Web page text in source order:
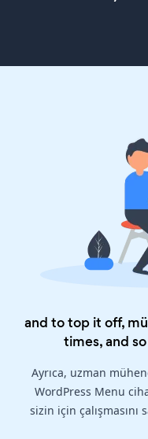
and to top it off,
times, and
Ayrıca, uzman
WordPress Menu
sizin için çalışmasını